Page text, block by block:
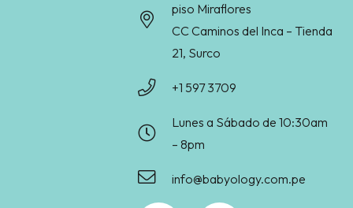
piso Miraflores
CC Caminos del Inca – Tienda
21, Surco
+1 597 3709
Lunes a Sábado de 10:30am
– 8pm
info@babyology.com.pe